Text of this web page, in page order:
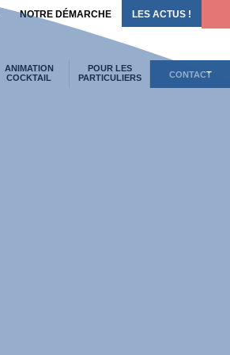
NOTRE DÉMARCHE LES ACTUS !
ANIMATION
COCKTAIL
POUR LES
PARTICULIERS
CONTACT